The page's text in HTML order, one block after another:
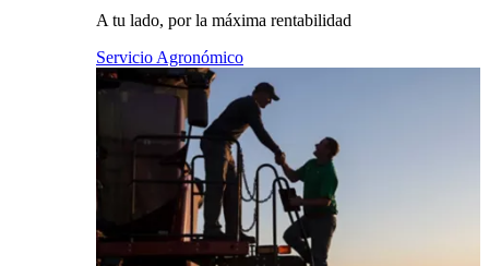
A tu lado, por la máxima rentabilidad
Servicio Agronómico